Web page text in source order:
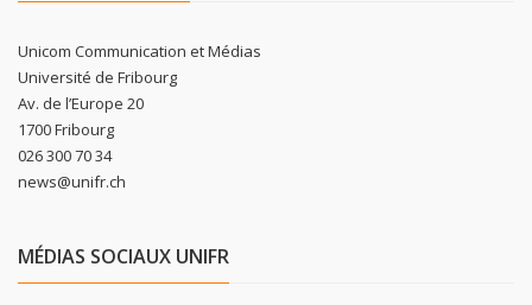
Unicom Communication et Médias
Université de Fribourg
Av. de l’Europe 20
1700 Fribourg
026 300 70 34
news@unifr.ch
MÉDIAS SOCIAUX UNIFR